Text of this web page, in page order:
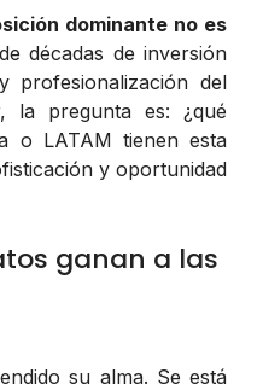
dominante no es
décadas de inversión
profesionalización del
la pregunta es: ¿qué
o LATAM tienen esta
y oportunidad
ganan a las
su alma. Se está